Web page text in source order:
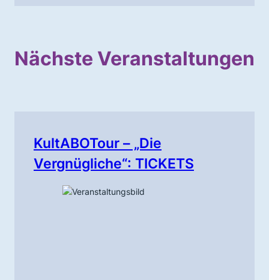
Nächste Veranstaltungen
KultABOTour – „Die
Vergnügliche“: TICKETS